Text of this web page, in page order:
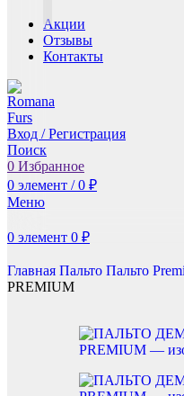
Акции
Отзывы
Контакты
Вход / Регистрация
Поиск
0 Избранное
0 элемент / 0 ₽
Меню
0 элемент 0 ₽
Главная Пальто Пальто
PREMIUM